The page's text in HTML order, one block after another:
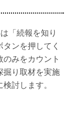
「続報を知り
ンを押してく
みをカウント
掘り取材を実施
討します。